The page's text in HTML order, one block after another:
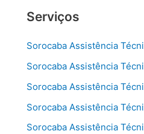
Serviços
Sorocaba Assistência
Sorocaba Assistência
Sorocaba Assistência
Sorocaba Assistência
Sorocaba Assistência